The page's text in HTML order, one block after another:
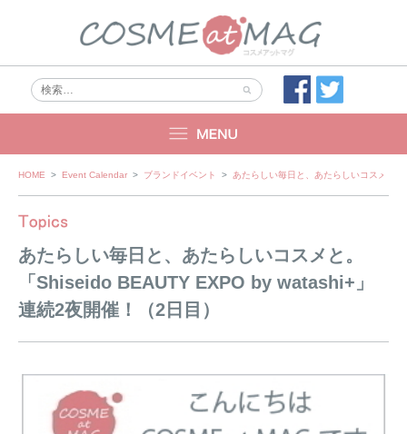
Skip
HOME > Event Calendar > ブランドイベント > あたらしい毎日と、あたらしいコスメと
あたらしい毎日と、あたらしいコスメと。
「Shiseido BEAUTY EXPO by watashi+」
連続2夜開催！（2日目）